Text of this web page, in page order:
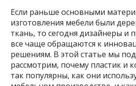
Если раньше основными
изготовления мебели были
ткань, то сегодня дизайнеры и
все чаще обращаются к
решениям. В этой статье мы
рассмотрим, почему пластик и
так популярны, как они